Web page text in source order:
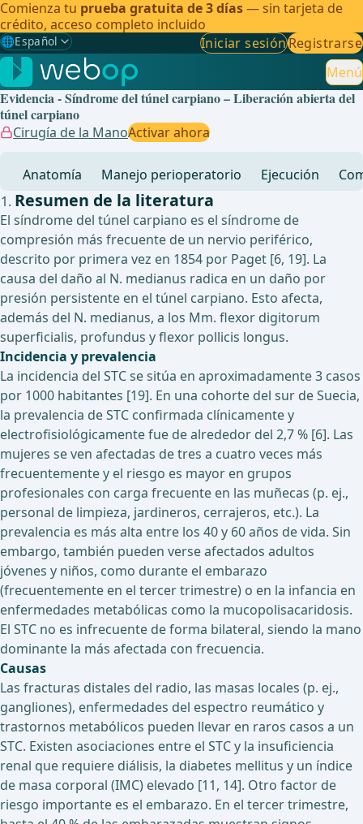
Comienza tu prueba gratuita de 3 días— sin tarjeta de
crédito, acceso completo incluido
🌐Español
Gewählte Sprache: Español
🇩🇪 Alemán
🇬🇧Inglés
🇪🇸Español ✓
🇧🇷Brasileño
Iniciar sesiónRegistrarse
Menú
Evidencia - Síndrome del túnel carpiano – Liberación abierta del
túnel carpiano
Cirugía de la ManoActivar ahora
Anatomía Manejo perioperatorio Ejecución
Resumen de la literatura
El síndrome del túnel carpiano es el síndrome de
compresión más frecuente de un nervio periférico,
descrito por primera vez en 1854 por Paget [6, 19]. La
causa del daño al N. medianus radica en un daño por
presión persistente en el túnel carpiano. Esto afecta,
además del N. medianus, a los Mm. flexor digitorum
superficialis, profundus y flexor pollicis longus.
Incidencia y prevalencia
La incidencia del STC se sitúa en aproximadamente 3 casos
por 1000 habitantes [19]. En una cohorte del sur de Suecia,
la prevalencia de STC confirmada clínicamente y
electrofisiológicamente fue de alrededor del 2,7 % [6]. Las
mujeres se ven afectadas de tres a cuatro veces más
frecuentemente y el riesgo es mayor en grupos
profesionales con carga frecuente en las muñecas (p. ej.,
personal de limpieza, jardineros, cerrajeros, etc.). La
prevalencia es más alta entre los 40 y 60 años de vida. Sin
embargo, también pueden verse afectados adultos
jóvenes y niños, como durante el embarazo
(frecuentemente en el tercer trimestre) o en la infancia en
enfermedades metabólicas como la mucopolisacaridosis.
El STC no es infrecuente de forma bilateral, siendo la mano
dominante la más afectada con frecuencia.
Causas
Las fracturas distales del radio, las masas locales (p. ej.,
gangliones), enfermedades del espectro reumático y
trastornos metabólicos pueden llevar en raros casos a un
STC. Existen asociaciones entre el STC y la insuficiencia
renal que requiere diálisis, la diabetes mellitus y un índice
de masa corporal (IMC) elevado [11, 14]. Otro factor de
riesgo importante es el embarazo. En el tercer trimestre,